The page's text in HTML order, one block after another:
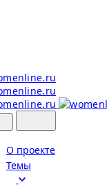
О проекте
Темы